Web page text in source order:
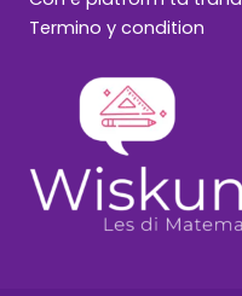
Termino y condition